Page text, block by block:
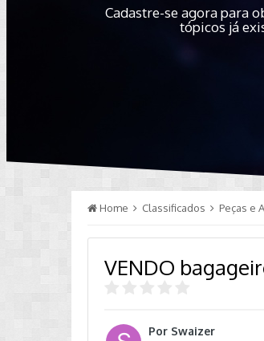
Cadastre-se agora para
tópicos já
Home Classificados Peças e
VENDO
Por Swaizer